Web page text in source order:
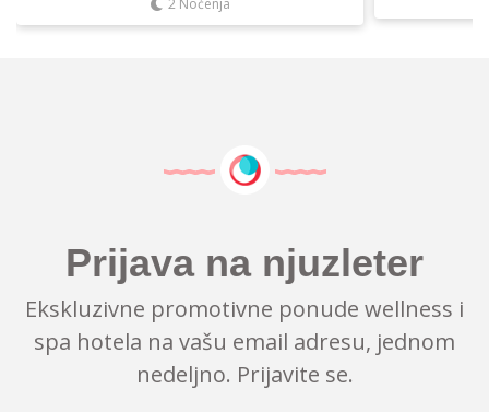
2 Noćenja
Prijava na njuzleter
Ekskluzivne promotivne ponude wellness i
spa hotela na vašu email adresu, jednom
nedeljno. Prijavite se.